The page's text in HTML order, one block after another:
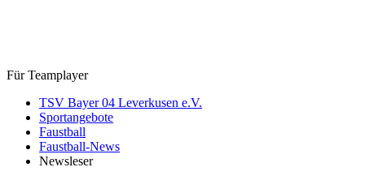
Für Teamplayer
TSV Bayer 04 Leverkusen e.V.
Sportangebote
Faustball
Faustball-News
Newsleser